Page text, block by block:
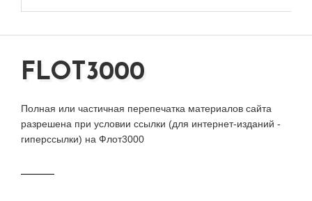
FLOT3000
Полная или частичная перепечатка материалов сайта
разрешена при условии ссылки (для интернет-изданий -
гиперссылки) на Флот3000